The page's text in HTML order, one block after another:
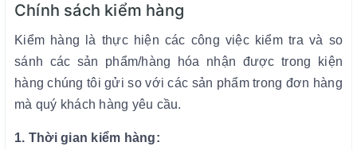
Chính sách kiểm hàng
Kiểm hàng là thực hiện các công việc kiểm tra và so
sánh các sản phẩm/hàng hóa nhận được trong kiện
hàng chúng tôi gửi so với các sản phẩm trong đơn hàng
mà quý khách hàng yêu cầu.
1. Thời gian kiểm hàng: